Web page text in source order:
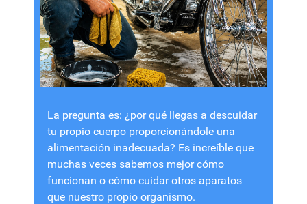
La pregunta es: ¿por qué llegas a descuidar
tu propio cuerpo proporcionándole una
alimentación inadecuada? Es increíble que
muchas veces sabemos mejor cómo
funcionan o cómo cuidar otros aparatos
que nuestro propio organismo.